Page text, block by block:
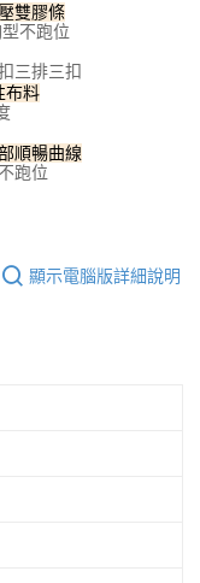
雙膠條
不跑位
三排三扣
布料
順暢曲線
跑位
顯示電腦版詳細說明